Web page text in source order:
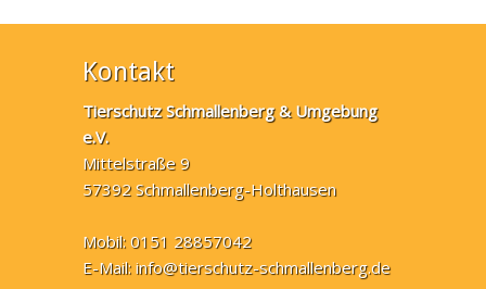
Kontakt
Tierschutz Schmallenberg & Umgebung
e.V.
Mittelstraße 9
57392 Schmallenberg-Holthausen
Mobil: 0151 28857042
E-Mail:info@tierschutz-schmallenberg.de